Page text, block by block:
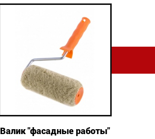
Валик "фасадные работы"